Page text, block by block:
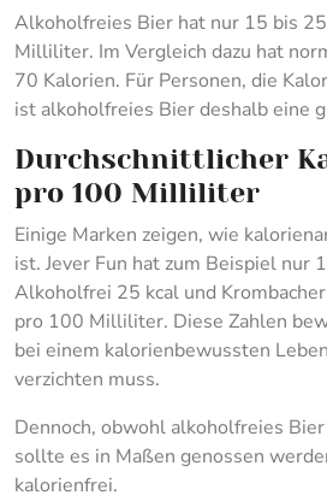
Alkoholfreies Bier hat nur 15 bis
Milliliter. Im Vergleich dazu hat
70 Kalorien. Für Personen, die
ist alkoholfreies Bier deshalb eine
Durchschnittlicher
pro 100 Milliliter
Einige Marken zeigen, wie
ist. Jever Fun hat zum Beispiel nur
Alkoholfrei 25 kcal und
pro 100 Milliliter. Diese Zahlen
bei einem kalorienbewussten
verzichten muss.
Dennoch, obwohl alkoholfreies
sollte es in Maßen genossen
kalorienfrei.